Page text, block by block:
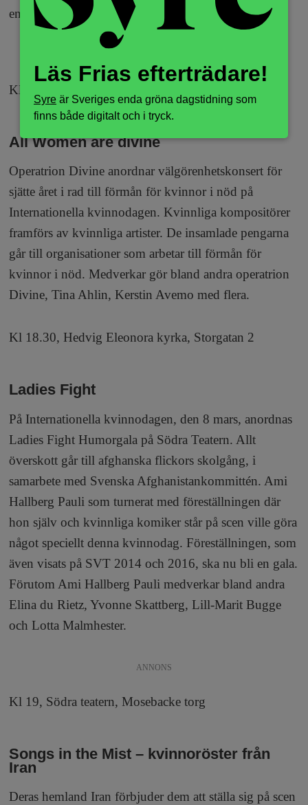
Läs Frias efterträdare!
Syre är Sveriges enda gröna dagstidning som
finns både digitalt och i tryck.
engelska.
Kl 18, ABF, Sveavägen 41
All Women are divine
Operatrion Divine anordnar välgörenhetskonsert för
sjätte året i rad till förmån för kvinnor i nöd på
Internationella kvinnodagen. Kvinnliga kompositörer
framförs av kvinnliga artister. De insamlade pengarna
går till organisationer som arbetar till förmån för
kvinnor i nöd. Medverkar gör bland andra operatrion
Divine, Tina Ahlin, Kerstin Avemo med flera.
Kl 18.30, Hedvig Eleonora kyrka, Storgatan 2
Ladies Fight
På Internationella kvinnodagen, den 8 mars, anordnas
Ladies Fight Humorgala på Södra Teatern. Allt
överskott går till afghanska flickors skolgång, i
samarbete med Svenska Afghanistankommittén. Ami
Hallberg Pauli som turnerat med föreställningen där
hon själv och kvinnliga komiker står på scen ville göra
något speciellt denna kvinnodag. Föreställningen, som
även visats på SVT 2014 och 2016, ska nu bli en gala.
Förutom Ami Hallberg Pauli medverkar bland andra
Elina du Rietz, Yvonne Skattberg, Lill-Marit Bugge
och Lotta Malmhester.
ANNONS
Kl 19, Södra teatern, Mosebacke torg
Songs in the Mist – kvinnoröster från
Iran
Deras hemland Iran förbjuder dem att ställa sig på scen